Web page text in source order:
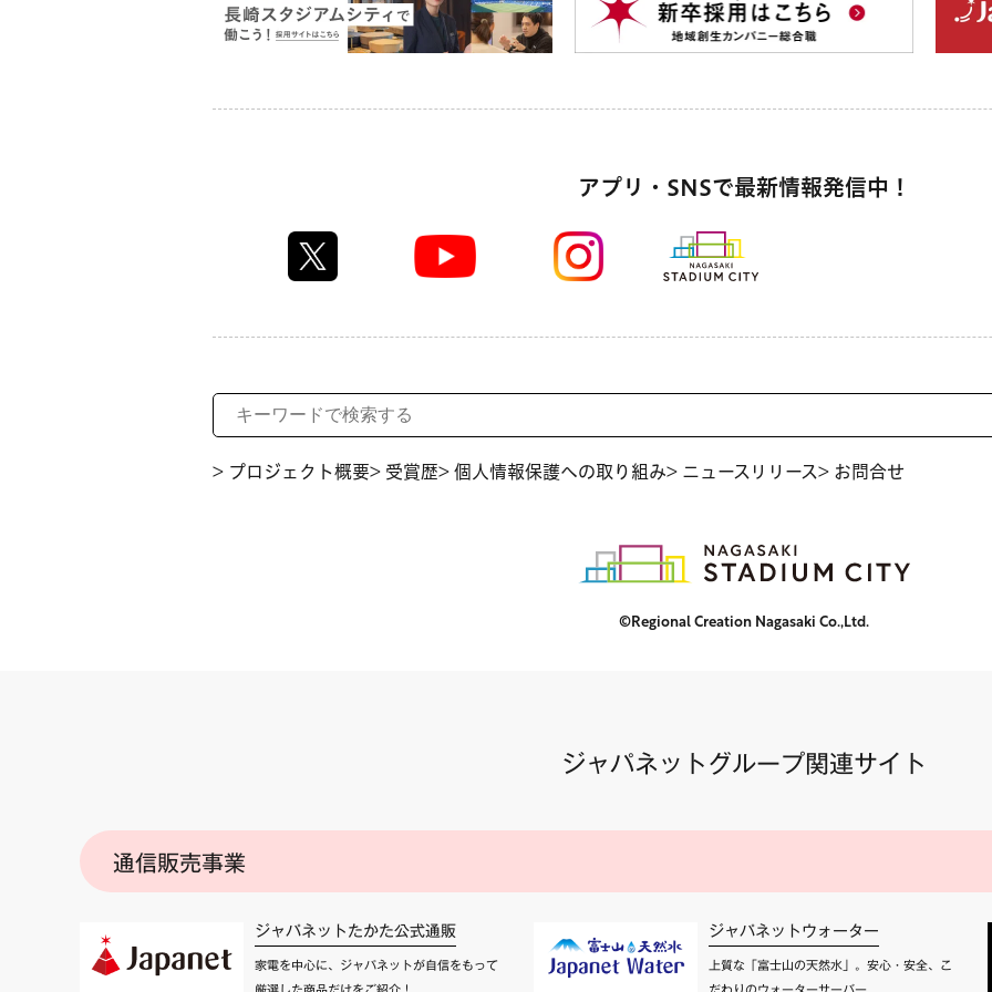
アプリ・SNSで最新情報発信中！
> プロジェクト概要> 受賞歴> 個人情報保護への取り組み> ニュースリリース> お問合せ
©Regional Creation Nagasaki Co.,Ltd.
ジャパネットグループ関連サイト
通信販売事業
ジャパネットたかた公式通販
家電を中心に、ジャパネットが自信をもって
ジャパネットウォーター
上質な「富士山の天然水」。安心・安全、こ